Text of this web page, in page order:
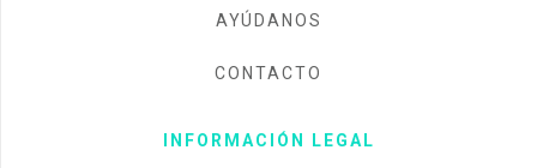
AYÚDANOS
CONTACTO
INFORMACIÓN LEGAL